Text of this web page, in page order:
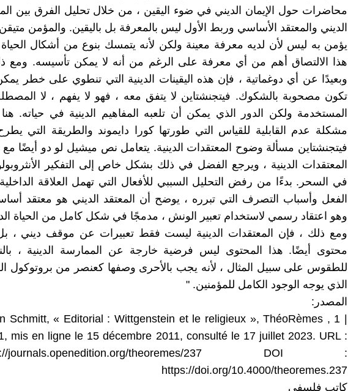
محاضرات حول الإيمان الديني في ضوء اليقين ، من خلال تحليل الفرق بين
الديني والمعتقد الأساسي وربط الأول ليس بالمعرفة بل باليقين. والمؤمن
يؤمن به ليس لأن لديه معرفة معينة ولكن لأنه يتمسك بنوع من أشكال
هذا الالتصاق أهم من أي معرفة على الرغم من أنه لا يمكن تأسيسه. ومع
وبعيدًا عن أي دوغماتية ، فإن هذه اليقينات الدينية التي تنطوي على خطر
تكون مصحوبة بالشكوك. فيتجنشتاين لا يتفق معه ، فهو لا يفهم ، لا
المستخدمة ولكن الدور الذي يمكن أن تلعبه المفاهيم الدينية في حياته.
مشكلة عدم القابلية للقياس التي طورتها كورا دايموند والطريقة التي
فيتجنشتاين مسألة وضوح المعتقدات الدينية. يتعامل نص ميشيل لو دو أيضًا مع
المعتقدات الدينية ، ويرجع الفضل في ذلك بشكل خاص إلى التفكير
في السحر. بدءًا من رفض التحليل السببي للأفعال التي تهمل العلاقة
الفعل وأسباب التصرف التي تبرره ، يوضح أن المعتقد الديني هو معتقد
وهو اعتقاد رسمي لاستخدام تعبير الونش ، مدمجًا في شكل كامل من الحياة
ومع ذلك ، فإن المعتقدات الدينية ليست فقط تعبيرات عن موقف ديني ،
محتوى أيضًا. هذا المحتوى ليس فرضية خارجة عن الممارسة الدينية ،
للطقوس على سبيل المثال ، لأنه يجب بالأحرى وصفها كعنصر من بروتوكول
الذي يوجه الوجود الكامل للمؤمنين. "
المصدر:
Schmitt, « Editorial : Wittgenstein et le religieux », ThéoRèmes , 1 |
mis en ligne le 15 décembre 2011, consulté le 17 juillet 2023. URL :
journals.openedition.org/theoremes/237 DOI :
https://doi.org/10.4000/theoremes.237
كاتب فلسفي